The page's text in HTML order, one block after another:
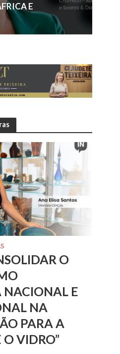
E
O
NACIONAL E
NA
PARA A
VIDRO”